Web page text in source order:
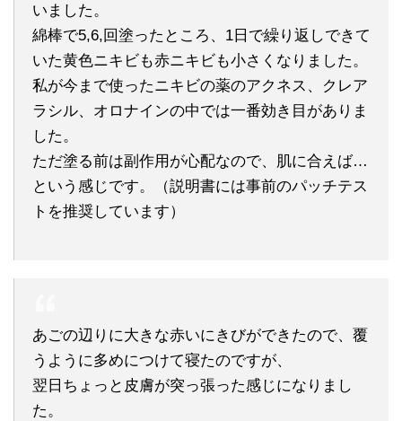
いました。
綿棒で5,6,回塗ったところ、1日で繰り返しできて
いた黄色ニキビも赤ニキビも小さくなりました。
私が今まで使ったニキビの薬のアクネス、クレア
ラシル、オロナインの中では一番効き目がありま
した。
ただ塗る前は副作用が心配なので、肌に合えば…
という感じです。（説明書には事前のパッチテス
トを推奨しています）
あごの辺りに大きな赤いにきびができたので、覆
うように多めにつけて寝たのですが、
翌日ちょっと皮膚が突っ張った感じになりまし
た。